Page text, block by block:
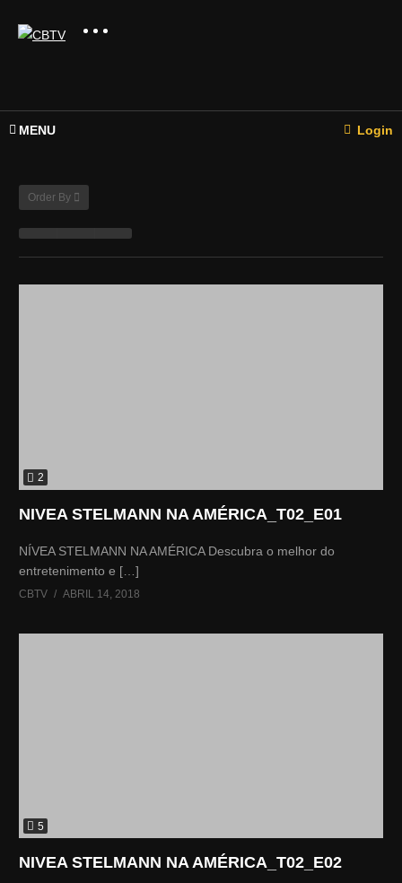
MENU Login
Order By
2
NIVEA STELMANN NA AMÉRICA_T02_E01
NÍVEA STELMANN NA AMÉRICA Descubra o melhor do
entretenimento e […]
CBTV ABRIL 14, 2018
5
NIVEA STELMANN NA AMÉRICA_T02_E02